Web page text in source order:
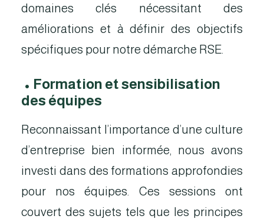
domaines clés nécessitant des
améliorations et à définir des objectifs
spécifiques pour notre démarche RSE.
• Formation et sensibilisation
des équipes
Reconnaissant l’importance d’une culture
d’entreprise bien informée, nous avons
investi dans des formations approfondies
pour nos équipes. Ces sessions ont
couvert des sujets tels que les principes